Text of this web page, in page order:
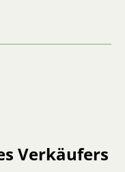
Verkäufers